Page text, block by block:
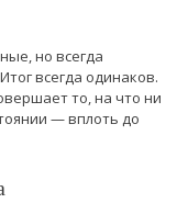
но всегда
всегда одинаков.
то, на что ни
— вплоть до